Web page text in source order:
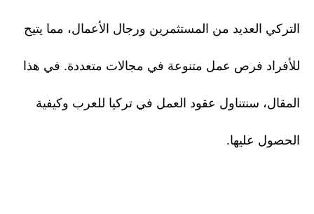
التركي العديد من المستثمرين ورجال الأعمال، مما يتيح
للأفراد فرص عمل متنوعة في مجالات متعددة. في هذا
المقال، سنتناول عقود العمل في تركيا للعرب وكيفية
الحصول عليها.